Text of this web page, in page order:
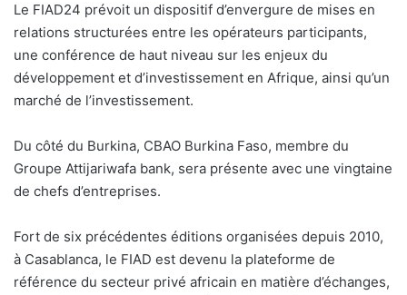
Le FIAD24 prévoit un dispositif d’envergure de mises en
relations structurées entre les opérateurs participants,
une conférence de haut niveau sur les enjeux du
développement et d’investissement en Afrique, ainsi qu’un
marché de l’investissement.
Du côté du Burkina, CBAO Burkina Faso, membre du
Groupe Attijariwafa bank, sera présente avec une vingtaine
de chefs d’entreprises.
Fort de six précédentes éditions organisées depuis 2010,
à Casablanca, le FIAD est devenu la plateforme de
référence du secteur privé africain en matière d’échanges,